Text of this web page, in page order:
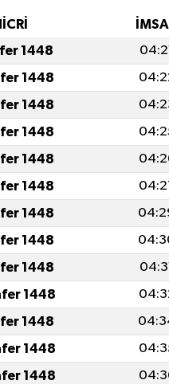
1448
1448
1448
1448
1448
1448
1448
1448
1448
1448
1448
1448
1448